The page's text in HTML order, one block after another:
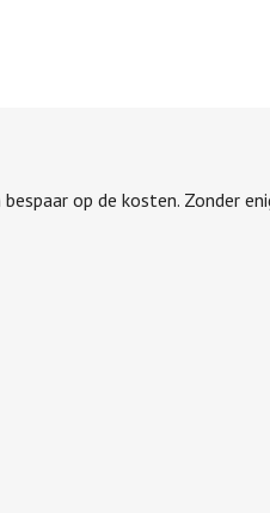
op de kosten. Zonder